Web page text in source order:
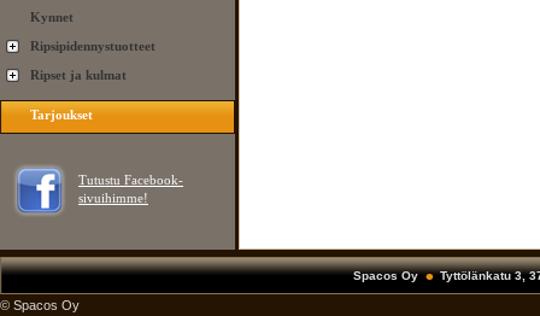
Kynnet
Ripsipidennystuotteet
Ripset ja kulmat
Tarjoukset
Tutustu Facebook-
sivuihimme!
Spacos Oy Tyttölänkatu 3,
© Spacos Oy